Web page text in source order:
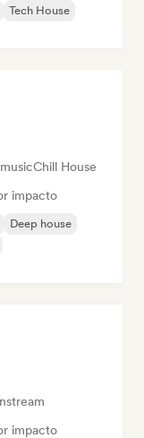
Tech House
Chill House
impacto
Deep house
impacto